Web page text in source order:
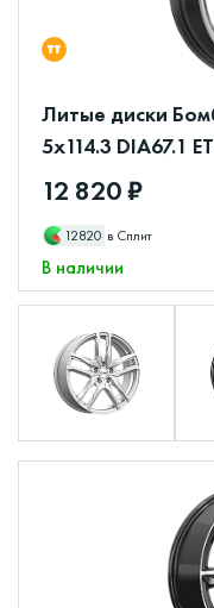
Литые диски
5x114.3 DIA67.1
12 820 ₽
12820 в Сплит
В наличии